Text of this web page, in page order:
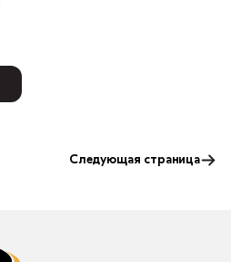
Следующая страница